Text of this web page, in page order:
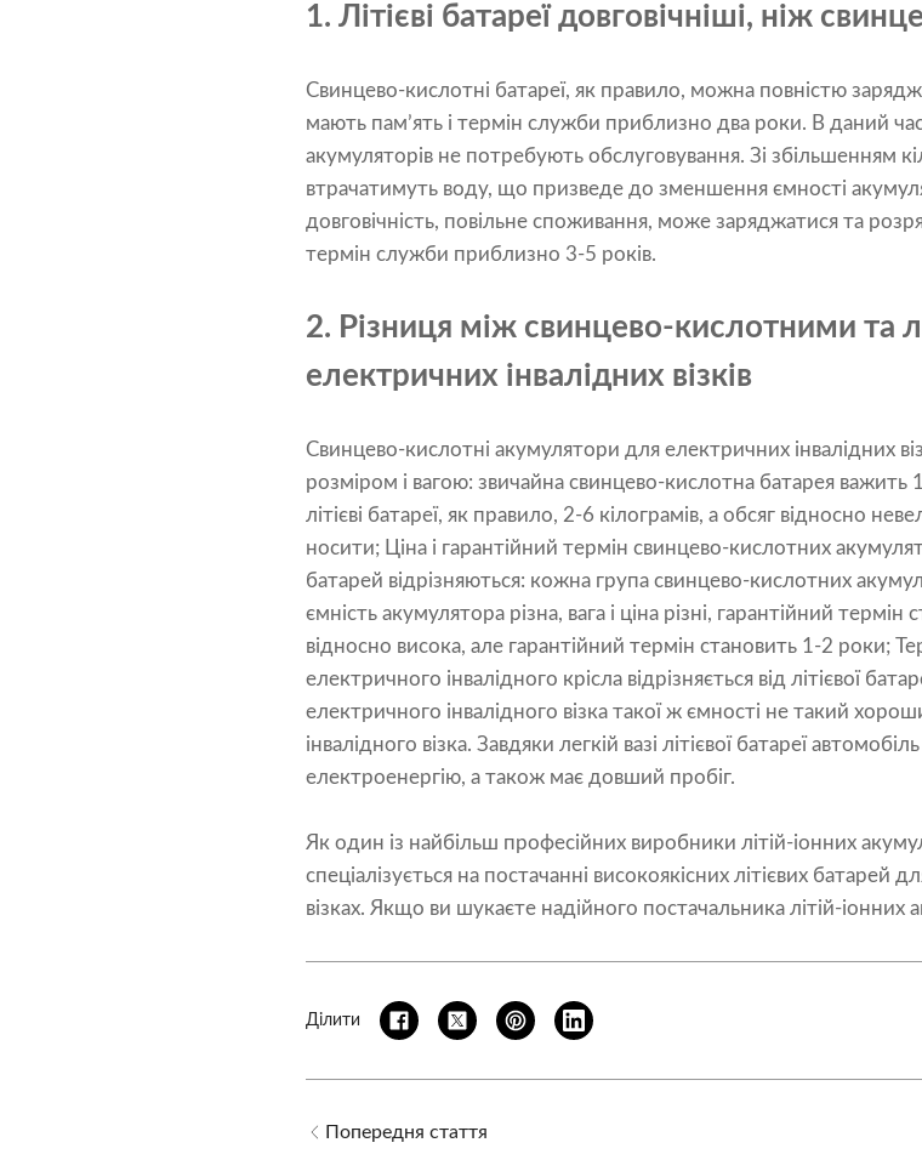
1. Літієві батареї довговічніші, ніж
Свинцево-кислотні батареї, як правило, можна повністю
мають пам’ять і термін служби приблизно два роки. В даний
акумуляторів не потребують обслуговування. Зі збільшенням
втрачатимуть воду, що призведе до зменшення ємності
довговічність, повільне споживання, може заряджатися та
термін служби приблизно 3-5 років.
2. Різниця між свинцево-кислотними та
електричних інвалідних візків
Свинцево-кислотні акумулятори для електричних інвалідних
розміром і вагою: звичайна свинцево-кислотна батарея важить
літієві батареї, як правило, 2-6 кілограмів, а обсяг відносно
носити; Ціна і гарантійний термін свинцево-кислотних
батарей відрізняються: кожна група свинцево-кислотних
ємність акумулятора різна, вага і ціна різні, гарантійний термін
відносно висока, але гарантійний термін становить 1-2 роки;
електричного інвалідного крісла відрізняється від літієвої
електричного інвалідного візка такої ж ємності не такий
інвалідного візка. Завдяки легкій вазі літієвої батареї
електроенергію, а також має довший пробіг.
Як один із найбільш професійних виробники літій-іонних
спеціалізується на постачанні високоякісних літієвих батарей
візках. Якщо ви шукаєте надійного постачальника літій-іонних
Ділити
Попередня стаття